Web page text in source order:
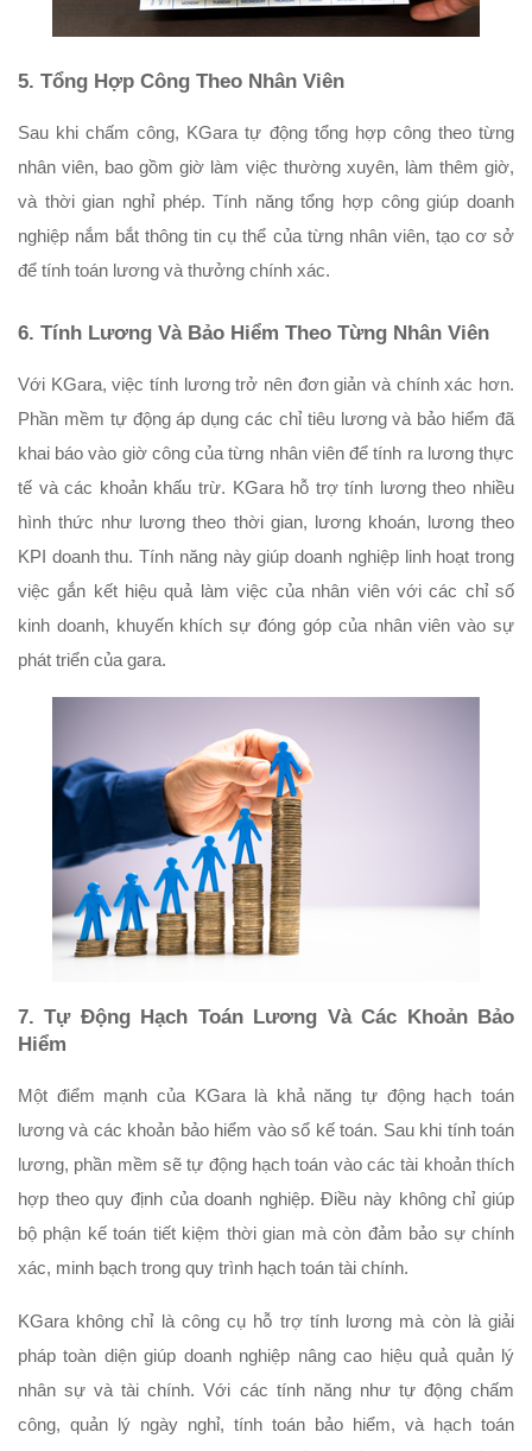
5. Tổng Hợp Công Theo Nhân Viên
Sau khi chấm công, KGara tự động tổng hợp công theo từng
nhân viên, bao gồm giờ làm việc thường xuyên, làm thêm giờ,
và thời gian nghỉ phép. Tính năng tổng hợp công giúp doanh
nghiệp nắm bắt thông tin cụ thể của từng nhân viên, tạo cơ sở
để tính toán lương và thưởng chính xác.
6. Tính Lương Và Bảo Hiểm Theo Từng Nhân Viên
Với KGara, việc tính lương trở nên đơn giản và chính xác hơn.
Phần mềm tự động áp dụng các chỉ tiêu lương và bảo hiểm đã
khai báo vào giờ công của từng nhân viên để tính ra lương thực
tế và các khoản khấu trừ. KGara hỗ trợ tính lương theo nhiều
hình thức như lương theo thời gian, lương khoán, lương theo
KPI doanh thu. Tính năng này giúp doanh nghiệp linh hoạt trong
việc gắn kết hiệu quả làm việc của nhân viên với các chỉ số
kinh doanh, khuyến khích sự đóng góp của nhân viên vào sự
phát triển của gara.
7. Tự Động Hạch Toán Lương Và Các Khoản Bảo
Hiểm
Một điểm mạnh của KGara là khả năng tự động hạch toán
lương và các khoản bảo hiểm vào sổ kế toán. Sau khi tính toán
lương, phần mềm sẽ tự động hạch toán vào các tài khoản thích
hợp theo quy định của doanh nghiệp. Điều này không chỉ giúp
bộ phận kế toán tiết kiệm thời gian mà còn đảm bảo sự chính
xác, minh bạch trong quy trình hạch toán tài chính.
KGara không chỉ là công cụ hỗ trợ tính lương mà còn là giải
pháp toàn diện giúp doanh nghiệp nâng cao hiệu quả quản lý
nhân sự và tài chính. Với các tính năng như tự động chấm
công, quản lý ngày nghỉ, tính toán bảo hiểm, và hạch toán